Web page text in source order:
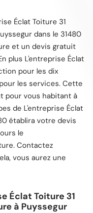
Éclat Toiture 31
dans le 31480
et un devis gratuit
plus L'entreprise Éclat
pour les dix
les services. Cette
pour vous habitant à
de L'entreprise Éclat
établira votre devis
le
Contactez
vous aurez une
Éclat Toiture 31
à Puyssegur